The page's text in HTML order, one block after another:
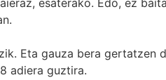
esaterako. Edo, ez
Eta gauza bera gertatzen
adiera guztira.